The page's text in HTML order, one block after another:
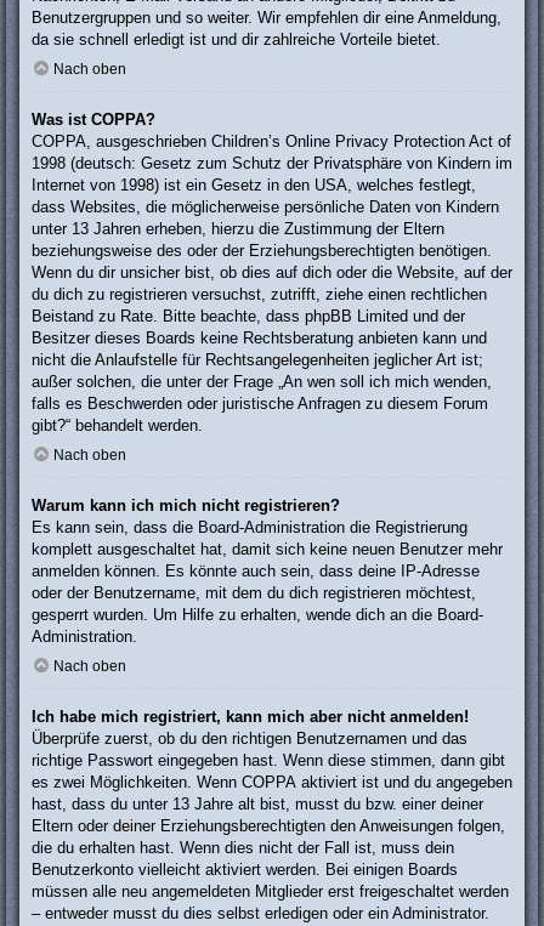
Benutzergruppen und so weiter. Wir empfehlen dir eine Anmeldung,
da sie schnell erledigt ist und dir zahlreiche Vorteile bietet.
Nach oben
Was ist COPPA?
COPPA, ausgeschrieben Children’s Online Privacy Protection Act of
1998 (deutsch: Gesetz zum Schutz der Privatsphäre von Kindern im
Internet von 1998) ist ein Gesetz in den USA, welches festlegt,
dass Websites, die möglicherweise persönliche Daten von Kindern
unter 13 Jahren erheben, hierzu die Zustimmung der Eltern
beziehungsweise des oder der Erziehungsberechtigten benötigen.
Wenn du dir unsicher bist, ob dies auf dich oder die Website, auf der
du dich zu registrieren versuchst, zutrifft, ziehe einen rechtlichen
Beistand zu Rate. Bitte beachte, dass phpBB Limited und der
Besitzer dieses Boards keine Rechtsberatung anbieten kann und
nicht die Anlaufstelle für Rechtsangelegenheiten jeglicher Art ist;
außer solchen, die unter der Frage „An wen soll ich mich wenden,
falls es Beschwerden oder juristische Anfragen zu diesem Forum
gibt?“ behandelt werden.
Nach oben
Warum kann ich mich nicht registrieren?
Es kann sein, dass die Board-Administration die Registrierung
komplett ausgeschaltet hat, damit sich keine neuen Benutzer mehr
anmelden können. Es könnte auch sein, dass deine IP-Adresse
oder der Benutzername, mit dem du dich registrieren möchtest,
gesperrt wurden. Um Hilfe zu erhalten, wende dich an die Board-
Administration.
Nach oben
Ich habe mich registriert, kann mich aber nicht anmelden!
Überprüfe zuerst, ob du den richtigen Benutzernamen und das
richtige Passwort eingegeben hast. Wenn diese stimmen, dann gibt
es zwei Möglichkeiten. Wenn COPPA aktiviert ist und du angegeben
hast, dass du unter 13 Jahre alt bist, musst du bzw. einer deiner
Eltern oder deiner Erziehungsberechtigten den Anweisungen folgen,
die du erhalten hast. Wenn dies nicht der Fall ist, muss dein
Benutzerkonto vielleicht aktiviert werden. Bei einigen Boards
müssen alle neu angemeldeten Mitglieder erst freigeschaltet werden
– entweder musst du dies selbst erledigen oder ein Administrator.